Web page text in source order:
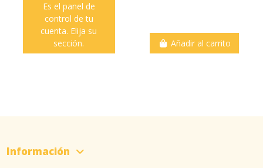
Es el panel de
control de tu
cuenta. Elija su
sección.
Añadir al carrito
Información